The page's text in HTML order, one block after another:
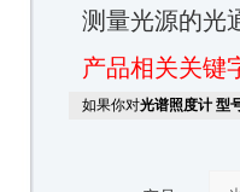
测量光源的光
产品相关关键
如果你对光谱照度计 型